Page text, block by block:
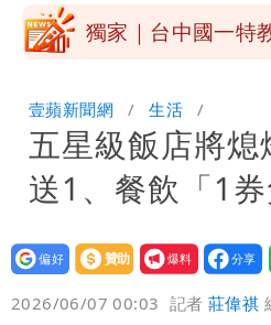
布 陸警可能相對低
獨家｜台中國一
「終於能交代」
外送專法上路滿2
員收益變化
高希均辭世享耆壽
與進步觀念
壹蘋新聞網 生活
五星級飯店將熄
送1、餐飲「1券
設為
贊助
我要
爆料
2026/06/07 00:03 記者莊偉祺